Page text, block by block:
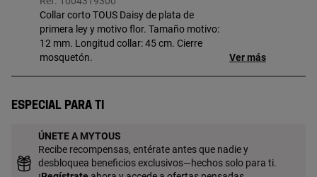
Collar corto TOUS Daisy de plata de
primera ley y motivo flor. Tamaño motivo:
12 mm. Longitud collar: 45 cm. Cierre
mosquetón.
Ver más
Especial para ti
ÚNETE A MYTOUS
Recibe recompensas, entérate antes que nadie y
desbloquea beneficios exclusivos—hechos solo para ti.